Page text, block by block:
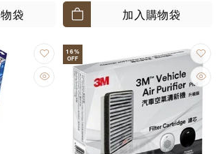
袋 加入購物袋
16%
OFF